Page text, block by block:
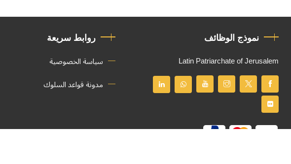
نموذج الوظائف
Latin Patriarchate of Jerusalem
روابط سريعة
سياسة الخصوصية
مدونة قواعد السلوك